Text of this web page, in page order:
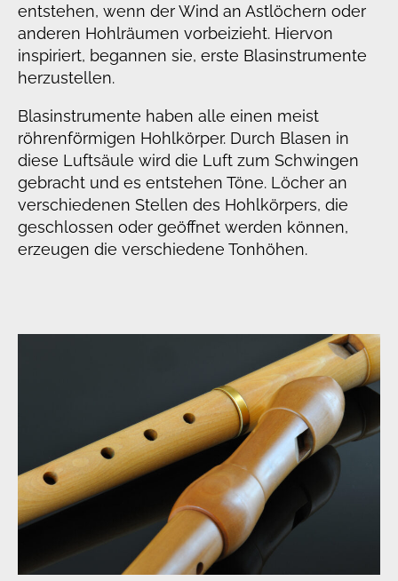
entstehen, wenn der Wind an Astlöchern oder
anderen Hohlräumen vorbeizieht. Hiervon
inspiriert, begannen sie, erste Blasinstrumente
herzustellen.
Blasinstrumente haben alle einen meist
röhrenförmigen Hohlkörper. Durch Blasen in
diese Luftsäule wird die Luft zum Schwingen
gebracht und es entstehen Töne. Löcher an
verschiedenen Stellen des Hohlkörpers, die
geschlossen oder geöffnet werden können,
erzeugen die verschiedene Tonhöhen.